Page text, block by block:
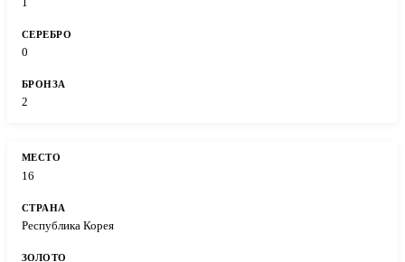
0
2
16
Республика Корея